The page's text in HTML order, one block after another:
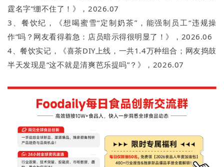
霆名字”绷不住了！》，2026.07
3、餐饮纪，《想喝蜜雪“定制奶茶”，能强制员工“违规操
作”吗？网友看得着急：店员暗示得很明显了！》，2026.06
4、餐饮实记，《喜茶DIY上线，一共1.4万种组合；网友捣鼓
半天发现是“这不就是清爽芭乐提吗”？》，2026.07